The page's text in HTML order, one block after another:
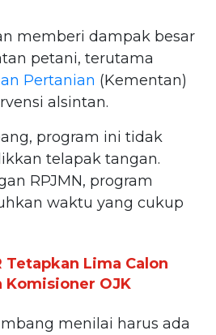
memberi dampak besar
petani, terutama
Pertanian (Kementan)
alsintan.
program ini tidak
telapak tangan.
RPJMN, program
waktu yang cukup
Tetapkan Lima Calon
OJK
menilai harus ada